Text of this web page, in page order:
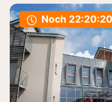
Noch 22:20:19